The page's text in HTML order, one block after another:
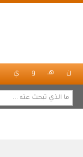
ن هـ و ي